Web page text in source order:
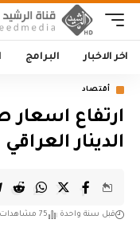
اخر الاخبار البرامج
أقتصاد
ارتفاع اسعار
الدينار
قبل سنة واحدة 75 مشاهدات